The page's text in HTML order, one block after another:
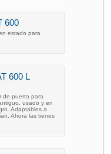
600
estado para
600 L
de puerta para
usado y en
Adaptables a
Ahora las tienes